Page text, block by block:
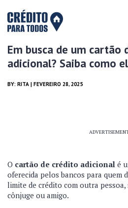
Em busca de um cartão
adicional? Saiba como
BY: RITA | FEVEREIRO 28, 2025
O cartão de crédito adicional é
oferecida pelos bancos para quem
limite de crédito com outra pessoa,
cônjuge ou amigo.